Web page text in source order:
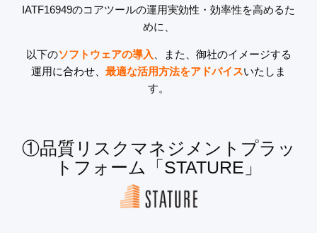
IATF16949のコアツールの運用実効性・効率性を高めるた
めに、
以下のソフトウェアの導入 、また、御社のイメージする
運用に合わせ、 最適な活用方法をアドバイスいたしま
す。
①品質リスクマネジメントプラッ
トフォーム「STATURE」